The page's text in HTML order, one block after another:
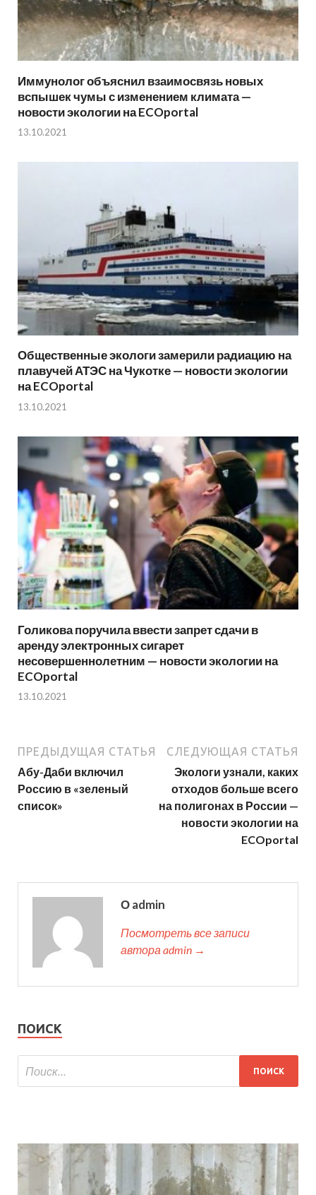
Иммунолог объяснил взаимосвязь новых
вспышек чумы с изменением климата —
новости экологии на ECOportal
13.10.2021
Общественные экологи замерили радиацию на
плавучей АТЭС на Чукотке — новости экологии
на ECOportal
13.10.2021
Голикова поручила ввести запрет сдачи в
аренду электронных сигарет
несовершеннолетним — новости экологии на
ECOportal
13.10.2021
ПРЕДЫДУЩАЯ СТАТЬЯ
Абу-Даби включил
Россию в «зеленый
список»
СЛЕДУЮЩАЯ СТАТЬЯ
Экологи узнали, каких
отходов больше всего
на полигонах в России —
новости экологии на
ECOportal
О admin
Посмотреть все записи
автора admin →
ПОИСК